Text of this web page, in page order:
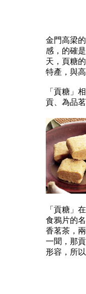
金門高梁
感，的確
天，頁糖
特產，與
「貢糖」
貢、為品
「貢糖」
食鴉片的
香茗茶，
一聞，那
形容，所